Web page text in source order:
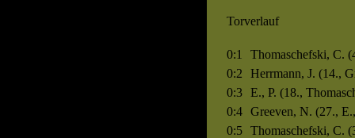
Torverlauf
0:1
Thomaschefski, C.
0:2
Herrmann, J. (14.,
0:3
E., P. (18.,
0:4
Greeven, N. (27.,
0:5
Thomaschefski, C.